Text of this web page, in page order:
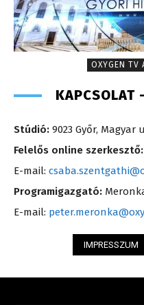
OXYGEN TV
KAPCSOLAT
Stúdió: 9023 Győr, Magyar
Felelős online szerkesztő:
E-mail:
Programigazgató:
E-mail:
IMPRESSZUM